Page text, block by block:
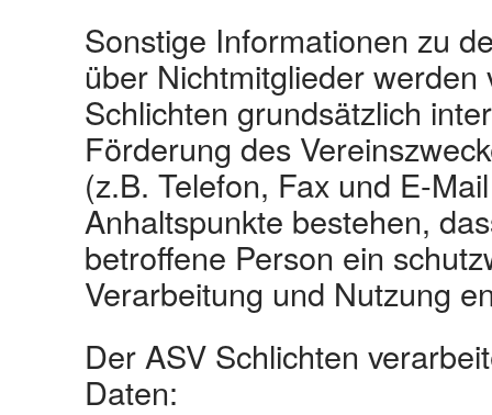
Sonstige Informationen zu
über Nichtmitglieder werden
Schlichten grundsätzlich
Förderung des
(z.B. Telefon, Fax und
Anhaltspunkte bestehen,
betroffene Person ein
Verarbeitung und Nutzung
Der ASV Schlichten
Daten: